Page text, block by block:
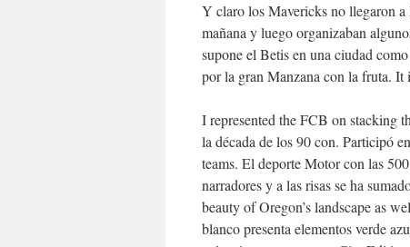
Y claro los Mavericks no llegaron a
mañana y luego organizaban
supone el Betis en una ciudad
por la gran Manzana con la fruta.
I represented the FCB on stacking
la década de los 90 con. Participó
teams. El deporte Motor con las
narradores y a las risas se ha
beauty of Oregon’s landscape as
blanco presenta elementos verde